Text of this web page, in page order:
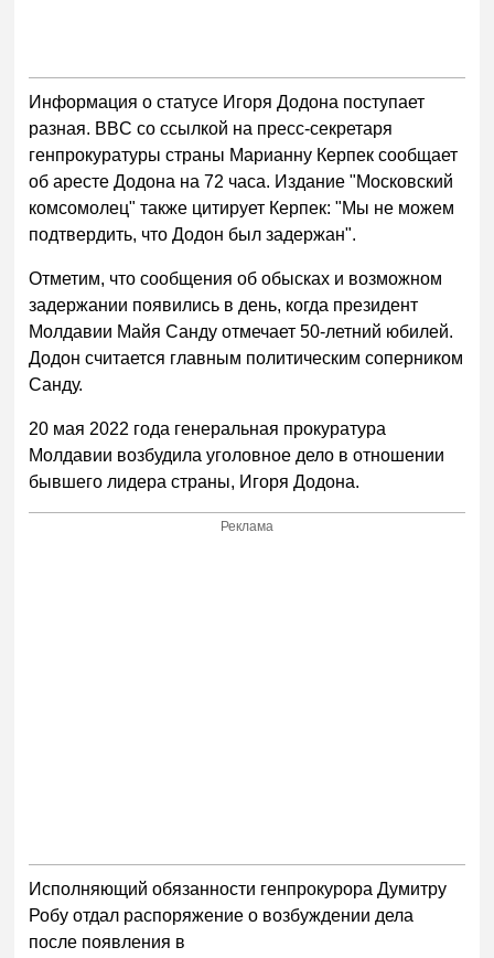
Информация о статусе Игоря Додона поступает
разная. BBC со ссылкой на пресс-секретаря
генпрокуратуры страны Марианну Керпек сообщает
об аресте Додона на 72 часа. Издание "Московский
комсомолец" также цитирует Керпек: "Мы не можем
подтвердить, что Додон был задержан".
Отметим, что сообщения об обысках и возможном
задержании появились в день, когда президент
Молдавии Майя Санду отмечает 50-летний юбилей.
Додон считается главным политическим соперником
Санду.
20 мая 2022 года генеральная прокуратура
Молдавии возбудила уголовное дело в отношении
бывшего лидера страны, Игоря Додона.
Реклама
Исполняющий обязанности генпрокурора Думитру
Робу отдал распоряжение о возбуждении дела
после появления в